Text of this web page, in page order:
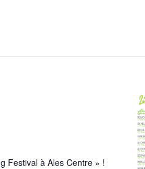
Festival à Ales Centre » !